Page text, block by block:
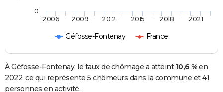
Géfosse-Fontenay France
2006 2009 2012 2015 2018 2021
0
À Géfosse-Fontenay, le taux de chômage a atteint 10,6 %en
2022, ce qui représente 5 chômeurs dans la commune et 41
personnes en activité.